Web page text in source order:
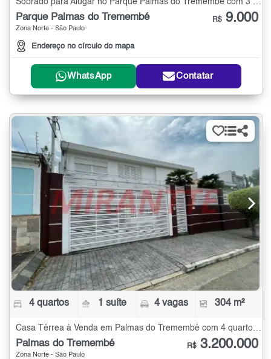
Parque Palmas do Tremembé
Zona Norte - São Paulo
Endereço no círculo do mapa
R$ 9.000
WhatsApp Contatar
4 quartos 1 suíte 4 vagas 304 m²
Casa Térrea à Venda em Palmas do Tremembé com 4 quartos - 304 m²
Palmas do Tremembé
Zona Norte - São Paulo
R$ 3.200.000